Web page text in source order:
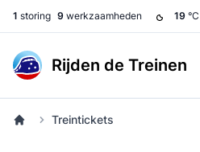
1 storing 9 werkzaamheden 19 °C
Rijden de Treinen
Treintickets